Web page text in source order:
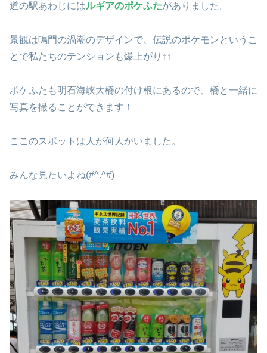
道の駅あわじにはルギアのポケふたがありました。
景観は鳴門の渦潮のデザインで、伝説のポケモンというこ
とで私たちのテンションも爆上がり↑↑
ポケふたも明石海峡大橋の付け根にあるので、橋と一緒に
写真を撮ることができます！
ここのスポットは人が何人かいました。
みんな見たいよね(#^.^#)